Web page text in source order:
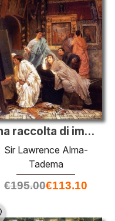
Una raccolta di immagini al tempo di Augusto
Sir Lawrence Alma-
Tadema
€195.00€113.10